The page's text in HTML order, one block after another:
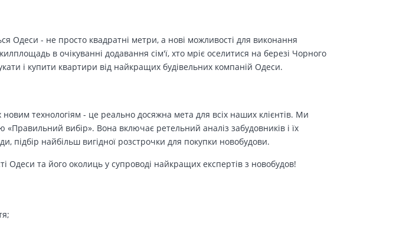
Одеси - не просто квадратні метри, а нові можливості для виконання
в очікуванні додавання сім'ї, хто мріє оселитися на березі Чорного
і купити квартири від найкращих будівельних компаній Одеси.
технологіям - це реально досяжна мета для всіх наших клієнтів. Ми
вибір». Вона включає ретельний аналіз забудовників і їх
підбір найбільш вигідної розстрочки для покупки новобудови.
Одеси та його околиць у супроводі найкращих експертів з новобудов!